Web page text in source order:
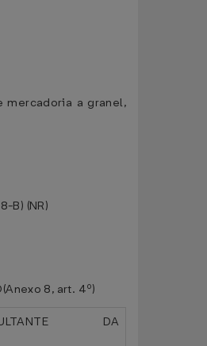
a granel,
B) (NR)
8, art. 4º)
DA